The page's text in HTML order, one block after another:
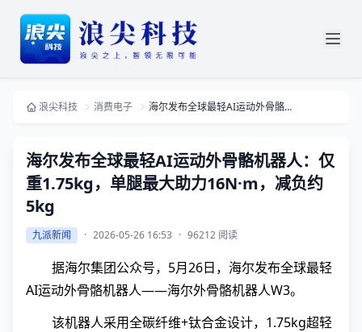
浪尖科技 消费电子 海尔发布全球最轻AI运动外骨骼机器人：仅重1.75kg，单腿最大助力16N·m，减负约5kg
海尔发布全球最轻AI运动外骨骼机器人：仅
重1.75kg，单腿最大助力16N·m，减负约
5kg
九派新闻 · 2026-05-26 16:53 · 96212 阅读
据海尔集团公众号，5月26日，海尔发布全球最轻
AI运动外骨骼机器人——海尔外骨骼机器人W3。
该机器人采用全碳纤维+钛合金设计，1.75kg超轻